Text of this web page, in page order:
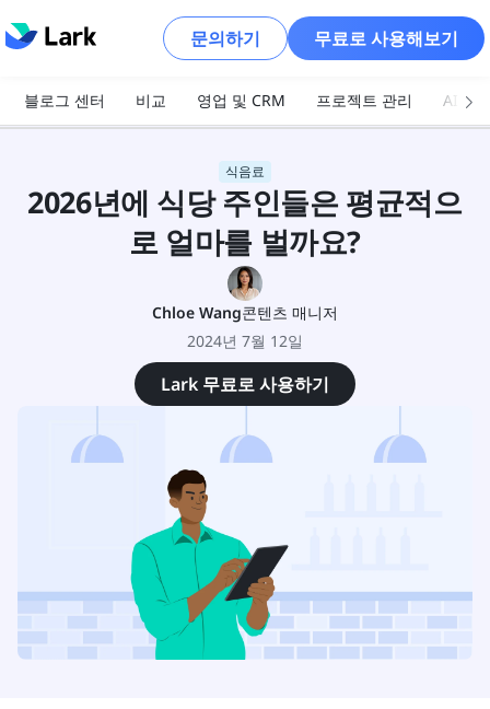
문의하기 무료로 사용해보기
블로그 센터 비교 영업 및 CRM 프로젝트 관리 AI 및
식음료
2026년에 식당 주인들은 평균적으
로 얼마를 벌까요?
Chloe Wang콘텐츠 매니저
2024년 7월 12일
Lark 무료로 사용하기